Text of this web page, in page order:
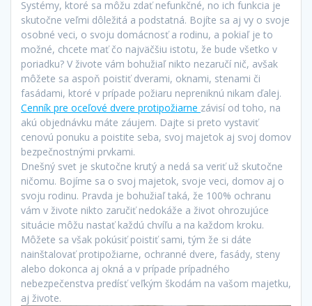
Systémy, ktoré sa môžu zdať nefunkčné, no ich funkcia je
skutočne veľmi dôležitá a podstatná. Bojíte sa aj vy o svoje
osobné veci, o svoju domácnosť a rodinu, a pokiaľ je to
možné, chcete mať čo najväčšiu istotu, že bude všetko v
poriadku? V živote vám bohužiaľ nikto nezaručí nič, avšak
môžete sa aspoň poistiť dverami, oknami, stenami či
fasádami, ktoré v prípade požiaru nepreniknú nikam ďalej.
Cenník pre oceľové dvere protipožiarne závisí od toho, na
akú objednávku máte záujem. Dajte si preto vystaviť
cenovú ponuku a poistite seba, svoj majetok aj svoj domov
bezpečnostnými prvkami.
Dnešný svet je skutočne krutý a nedá sa veriť už skutočne
ničomu. Bojíme sa o svoj majetok, svoje veci, domov aj o
svoju rodinu. Pravda je bohužiaľ taká, že 100% ochranu
vám v živote nikto zaručiť nedokáže a život ohrozujúce
situácie môžu nastať každú chvíľu a na každom kroku.
Môžete sa však pokúsiť poistiť sami, tým že si dáte
nainštalovať protipožiarne, ochranné dvere, fasády, steny
alebo dokonca aj okná a v prípade prípadného
nebezpečenstva predísť veľkým škodám na vašom majetku,
aj živote.